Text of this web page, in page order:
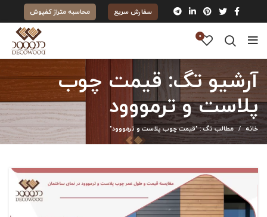
سفارش سریع محاسبه متراژ کفپوش
0
آرشیو تگ: قیمت چوب
پلاست و ترمووود
خانه مطالب تگ : "قیمت چوب پلاست و ترمووود"